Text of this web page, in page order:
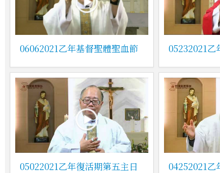
06062021乙年基督聖體聖血節 05232021乙
05022021乙年復活期第五主日 04252021乙